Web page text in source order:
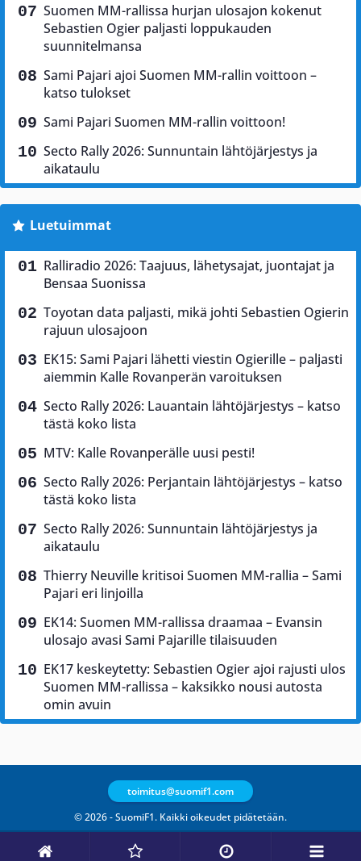
Suomen MM-rallissa hurjan ulosajon kokenut
Sebastien Ogier paljasti loppukauden
suunnitelmansa
Sami Pajari ajoi Suomen MM-rallin voittoon –
katso tulokset
Sami Pajari Suomen MM-rallin voittoon!
Secto Rally 2026: Sunnuntain lähtöjärjestys ja
aikataulu
Luetuimmat
Ralliradio 2026: Taajuus, lähetysajat, juontajat ja
Bensaa Suonissa
Toyotan data paljasti, mikä johti Sebastien Ogierin
rajuun ulosajoon
EK15: Sami Pajari lähetti viestin Ogierille – paljasti
aiemmin Kalle Rovanperän varoituksen
Secto Rally 2026: Lauantain lähtöjärjestys – katso
tästä koko lista
MTV: Kalle Rovanperälle uusi pesti!
Secto Rally 2026: Perjantain lähtöjärjestys – katso
tästä koko lista
Secto Rally 2026: Sunnuntain lähtöjärjestys ja
aikataulu
Thierry Neuville kritisoi Suomen MM-rallia – Sami
Pajari eri linjoilla
EK14: Suomen MM-rallissa draamaa – Evansin
ulosajo avasi Sami Pajarille tilaisuuden
EK17 keskeytetty: Sebastien Ogier ajoi rajusti ulos
Suomen MM-rallissa – kaksikko nousi autosta
omin avuin
© 2026 - SuomiF1. Kaikki oikeudet pidätetään.
toimitus@suomif1.com